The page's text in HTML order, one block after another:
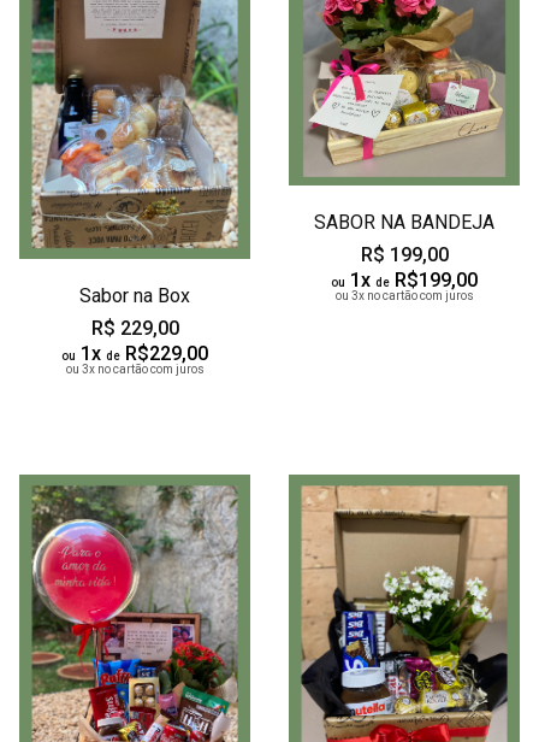
Sabor na Box
R$ 229,00
ou 1x de R$229,00
ou 3x no cartão com juros
SABOR NA BANDEJA
R$ 199,00
ou 1x de R$199,00
ou 3x no cartão com juros